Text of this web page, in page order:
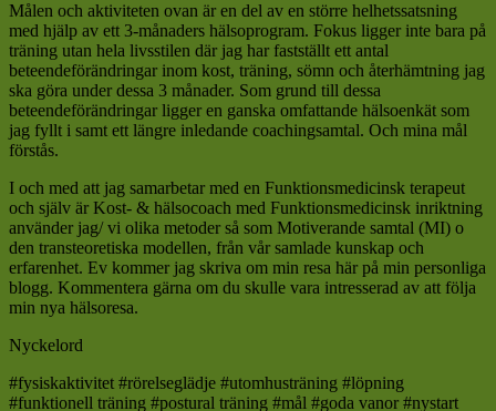
Målen och aktiviteten ovan är en del av en större helhetssatsning
med hjälp av ett 3-månaders hälsoprogram. Fokus ligger inte bara på
träning utan hela livsstilen där jag har fastställt ett antal
beteendeförändringar inom kost, träning, sömn och återhämtning jag
ska göra under dessa 3 månader. Som grund till dessa
beteendeförändringar ligger en ganska omfattande hälsoenkät som
jag fyllt i samt ett längre inledande coachingsamtal. Och mina mål
förstås.
I och med att jag samarbetar med en Funktionsmedicinsk terapeut
och själv är Kost- & hälsocoach med Funktionsmedicinsk inriktning
använder jag/ vi olika metoder så som Motiverande samtal (MI) o
den transteoretiska modellen, från vår samlade kunskap och
erfarenhet. Ev kommer jag skriva om min resa här på min personliga
blogg. Kommentera gärna om du skulle vara intresserad av att följa
min nya hälsoresa.
Nyckelord
#fysiskaktivitet #rörelseglädje #utomhusträning #löpning
#funktionell träning #postural träning #mål #goda vanor #nystart